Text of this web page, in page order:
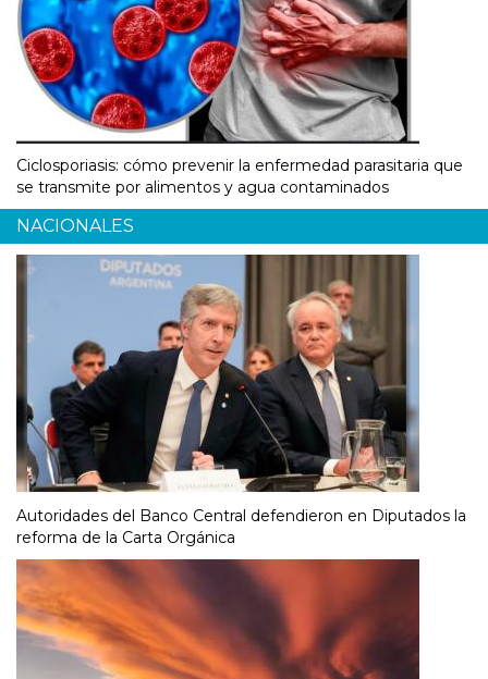
Ciclosporiasis: cómo prevenir la enfermedad parasitaria que
se transmite por alimentos y agua contaminados
NACIONALES
Autoridades del Banco Central defendieron en Diputados la
reforma de la Carta Orgánica